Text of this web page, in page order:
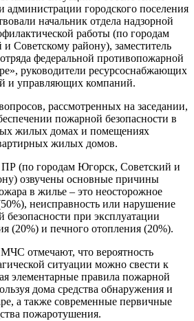
администрации городского поселения
начальник отдела надзорной
работы (по городам
Советскому району), заместитель
федеральной противопожарной
руководители ресурсоснабжающих
и управляющих компаний.
рассмотренных на заседании,
пожарной безопасности в
жилых домах и помещениях
жилых домов.
(по городам Югорск, Советский и
озвучены основные причины
в жилье – это неосторожное
неисправность или нарушение
безопасности при эксплуатации
(20%) и печного отопления (20%).
отмечают, что вероятность
ситуации можно свести к
элементарные правила пожарной
дома средства обнаружения и
а также современные первичные
пожаротушения.